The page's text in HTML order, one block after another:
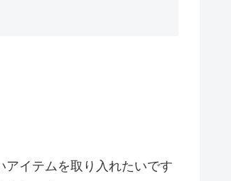
イテムを取り入れたいです